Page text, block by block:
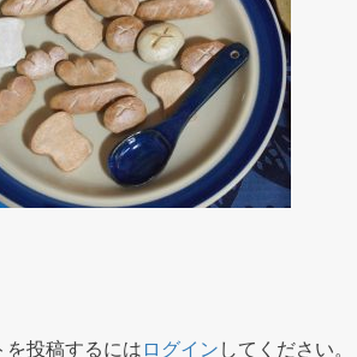
を投稿するには ログイン してください。